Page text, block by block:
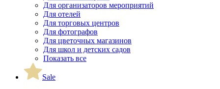
Для организаторов мероприятий
Для отелей
Для торговых центров
Для фотографов
Для цветочных магазинов
Для школ и детских садов
Показать все
Sale